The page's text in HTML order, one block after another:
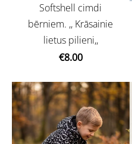
Softshell cimdi
bērniem. ,, Krāsainie
lietus pilieni,,
€8.00